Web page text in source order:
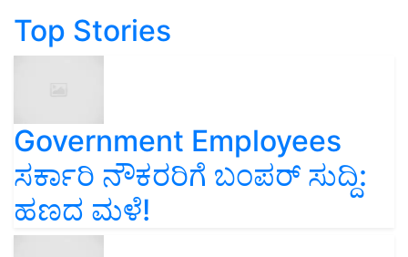
Top Stories
Government Employees
ಸರ್ಕಾರಿ ನೌಕರರಿಗೆ ಬಂಪರ್‌ ಸುದ್ದಿ:
ಹಣದ ಮಳೆ!